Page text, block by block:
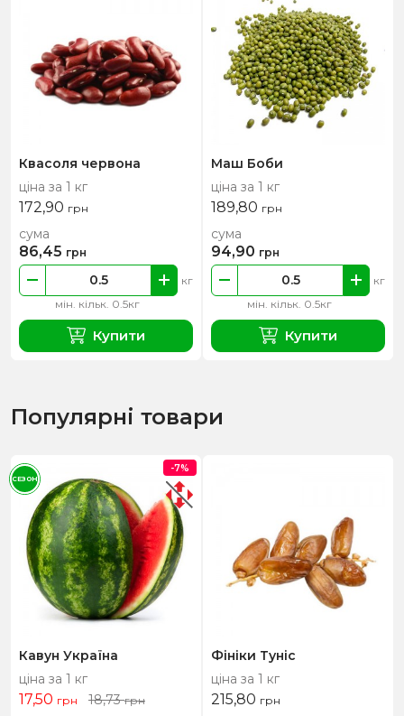
Квасоля червона
ціна за 1 кг
172,90 грн
мін. кільк. 0.5кг
кг
сума
86,45 грн
Купити
Маш Боби
ціна за 1 кг
189,80 грн
мін. кільк. 0.5кг
кг
сума
94,90 грн
Купити
Популярні товари
Кавун Україна
ціна за 1 кг
17,50 грн 18,73грн
-7%
СЕЗОН
Фініки Туніс
ціна за 1 кг
215,80 грн